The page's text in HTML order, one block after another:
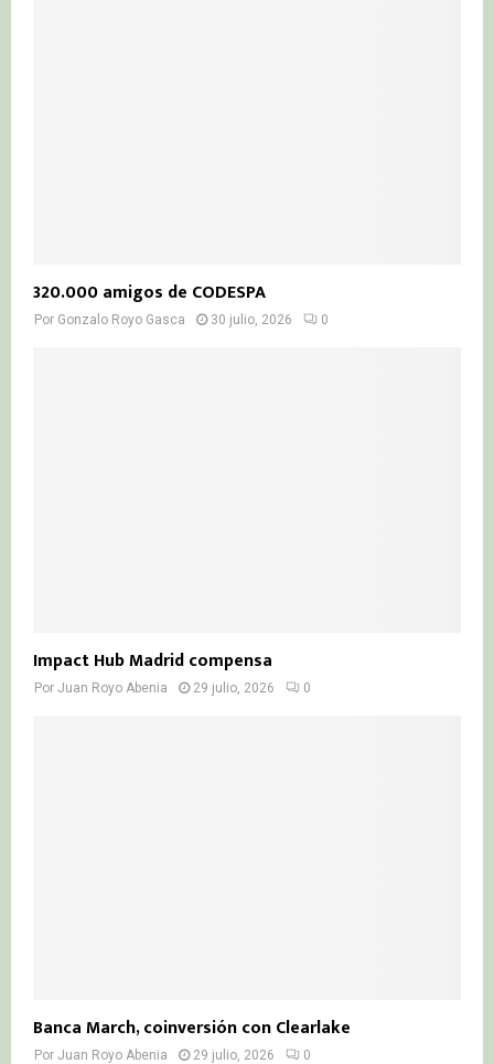
320.000 amigos de CODESPA
Por Gonzalo Royo Gasca 30 julio, 2026 0
Impact Hub Madrid compensa
Por Juan Royo Abenia 29 julio, 2026 0
Banca March, coinversión con Clearlake
Por Juan Royo Abenia 29 julio, 2026 0